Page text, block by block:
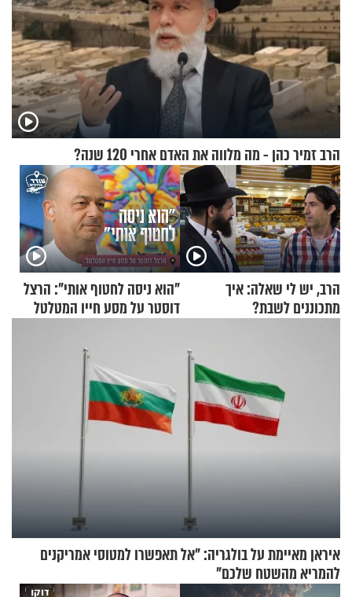
הרב זמיר כהן - מה מלווה את האדם אחרי 120 שנה?
הרב, יש לי שאלה: איך
מתכוננים לשבת?
"הוא ניסה לחטוף אותי": הרצל
דוסטר על מסע חייו המטלטל
איראן מאיימת על בולגריה: "אל תאפשרו למטוסי אמריקנים
להמריא מהשטח שלכם"